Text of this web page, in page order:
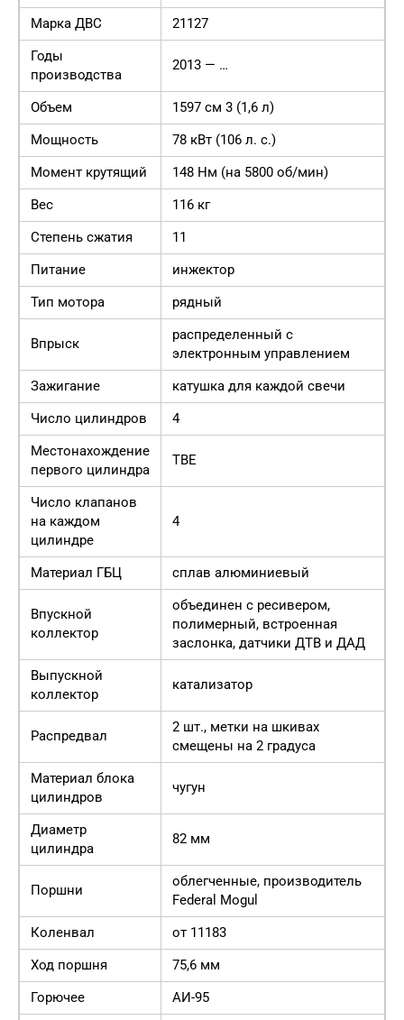
Марка ДВС
21127
Годы
производства
2013 — …
Объем
1597 см 3 (1,6 л)
Мощность
78 кВт (106 л. с.)
Момент крутящий
148 Нм (на 5800 об/мин)
Вес
116 кг
Степень сжатия
11
Питание
инжектор
Тип мотора
рядный
Впрыск
распределенный с
электронным управлением
Зажигание
катушка для каждой свечи
Число цилиндров
4
Местонахождение
первого цилиндра
ТВЕ
Число клапанов
на каждом
цилиндре
4
Материал ГБЦ сплав алюминиевый
Впускной
коллектор
объединен с ресивером,
полимерный, встроенная
заслонка, датчики ДТВ и ДАД
Выпускной
коллектор
катализатор
Распредвал
2 шт., метки на шкивах
смещены на 2 градуса
Материал блока
цилиндров
чугун
Диаметр
цилиндра
82 мм
Поршни
облегченные, производитель
Federal Mogul
Коленвал
от 11183
Ход поршня
75,6 мм
Горючее
АИ-95